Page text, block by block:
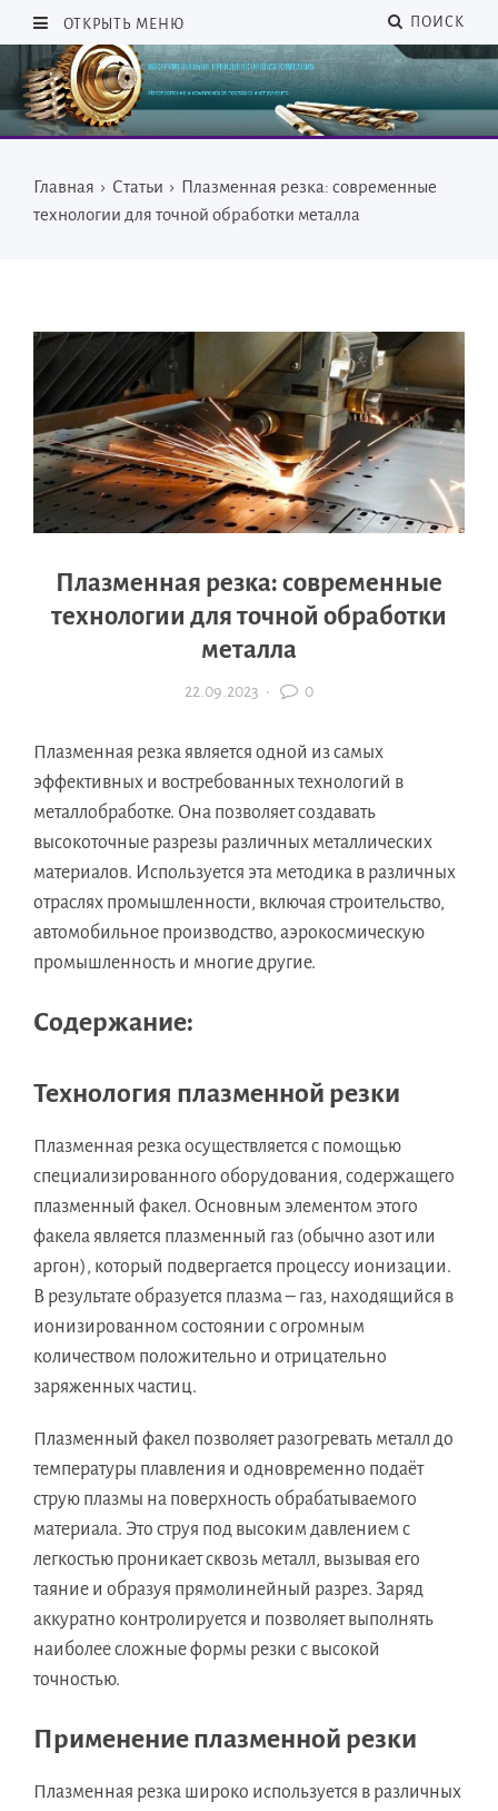
ОТКРЫТЬ МЕНЮ ПОИСК
Главная › Статьи › Плазменная резка: современные
технологии для точной обработки металла
Плазменная резка: современные
технологии для точной обработки
металла
22.09.2023 · 0
Плазменная резка является одной из самых
эффективных и востребованных технологий в
металлобработке. Она позволяет создавать
высокоточные разрезы различных металлических
материалов. Используется эта методика в различных
отраслях промышленности, включая строительство,
автомобильное производство, аэрокосмическую
промышленность и многие другие.
Содержание:
Технология плазменной резки
Плазменная резка осуществляется с помощью
специализированного оборудования, содержащего
плазменный факел. Основным элементом этого
факела является плазменный газ (обычно азот или
аргон), который подвергается процессу ионизации.
В результате образуется плазма – газ, находящийся в
ионизированном состоянии с огромным
количеством положительно и отрицательно
заряженных частиц.
Плазменный факел позволяет разогревать металл до
температуры плавления и одновременно подаёт
струю плазмы на поверхность обрабатываемого
материала. Это струя под высоким давлением с
легкостью проникает сквозь металл, вызывая его
таяние и образуя прямолинейный разрез. Заряд
аккуратно контролируется и позволяет выполнять
наиболее сложные формы резки с высокой
точностью.
Применение плазменной резки
Плазменная резка широко используется в различных